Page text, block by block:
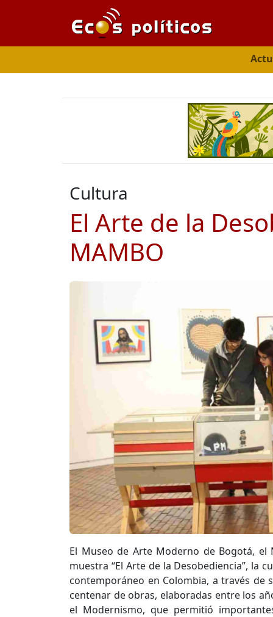
Cultura
El Arte de la
MAMBO
El Museo de Arte Moderno de Bogotá, el
muestra “El Arte de la Desobediencia”, la
contemporáneo en Colombia, a través de
centenar de obras, elaboradas entre los
el Modernismo, que permitió